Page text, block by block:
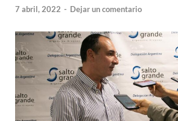
7 abril, 2022 - Dejar un comentario